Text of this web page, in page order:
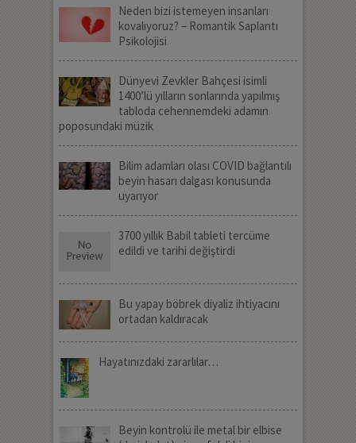
Neden bizi istemeyen insanları
kovalıyoruz? – Romantik Saplantı
Psikolojisi
Dünyevi Zevkler Bahçesi isimli
1400’lü yılların sonlarında yapılmış
tabloda cehennemdeki adamın
poposundaki müzik
Bilim adamları olası COVID bağlantılı
beyin hasarı dalgası konusunda
uyarıyor
3700 yıllık Babil tableti tercüme
edildi ve tarihi değiştirdi
Bu yapay böbrek diyaliz ihtiyacını
ortadan kaldıracak
Hayatınızdaki zararlılar…
Beyin kontrolü ile metal bir elbise